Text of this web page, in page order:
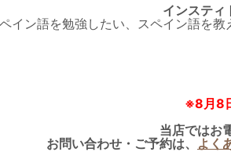
インスティ
イン語を勉強したい、スペイン語を
※8月8
当店ではお
お問い合わせ・ご予約は、 よく